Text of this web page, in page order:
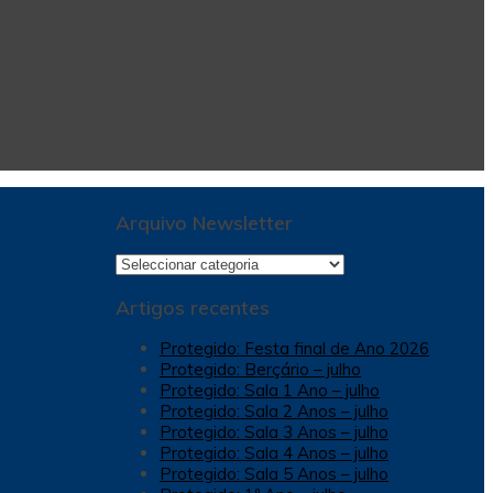
Arquivo Newsletter
Arquivo
Artigos recentes
Protegido: Festa final de Ano 2026
Protegido: Berçário – julho
Protegido: Sala 1 Ano – julho
Protegido: Sala 2 Anos – julho
Protegido: Sala 3 Anos – julho
Protegido: Sala 4 Anos – julho
Protegido: Sala 5 Anos – julho